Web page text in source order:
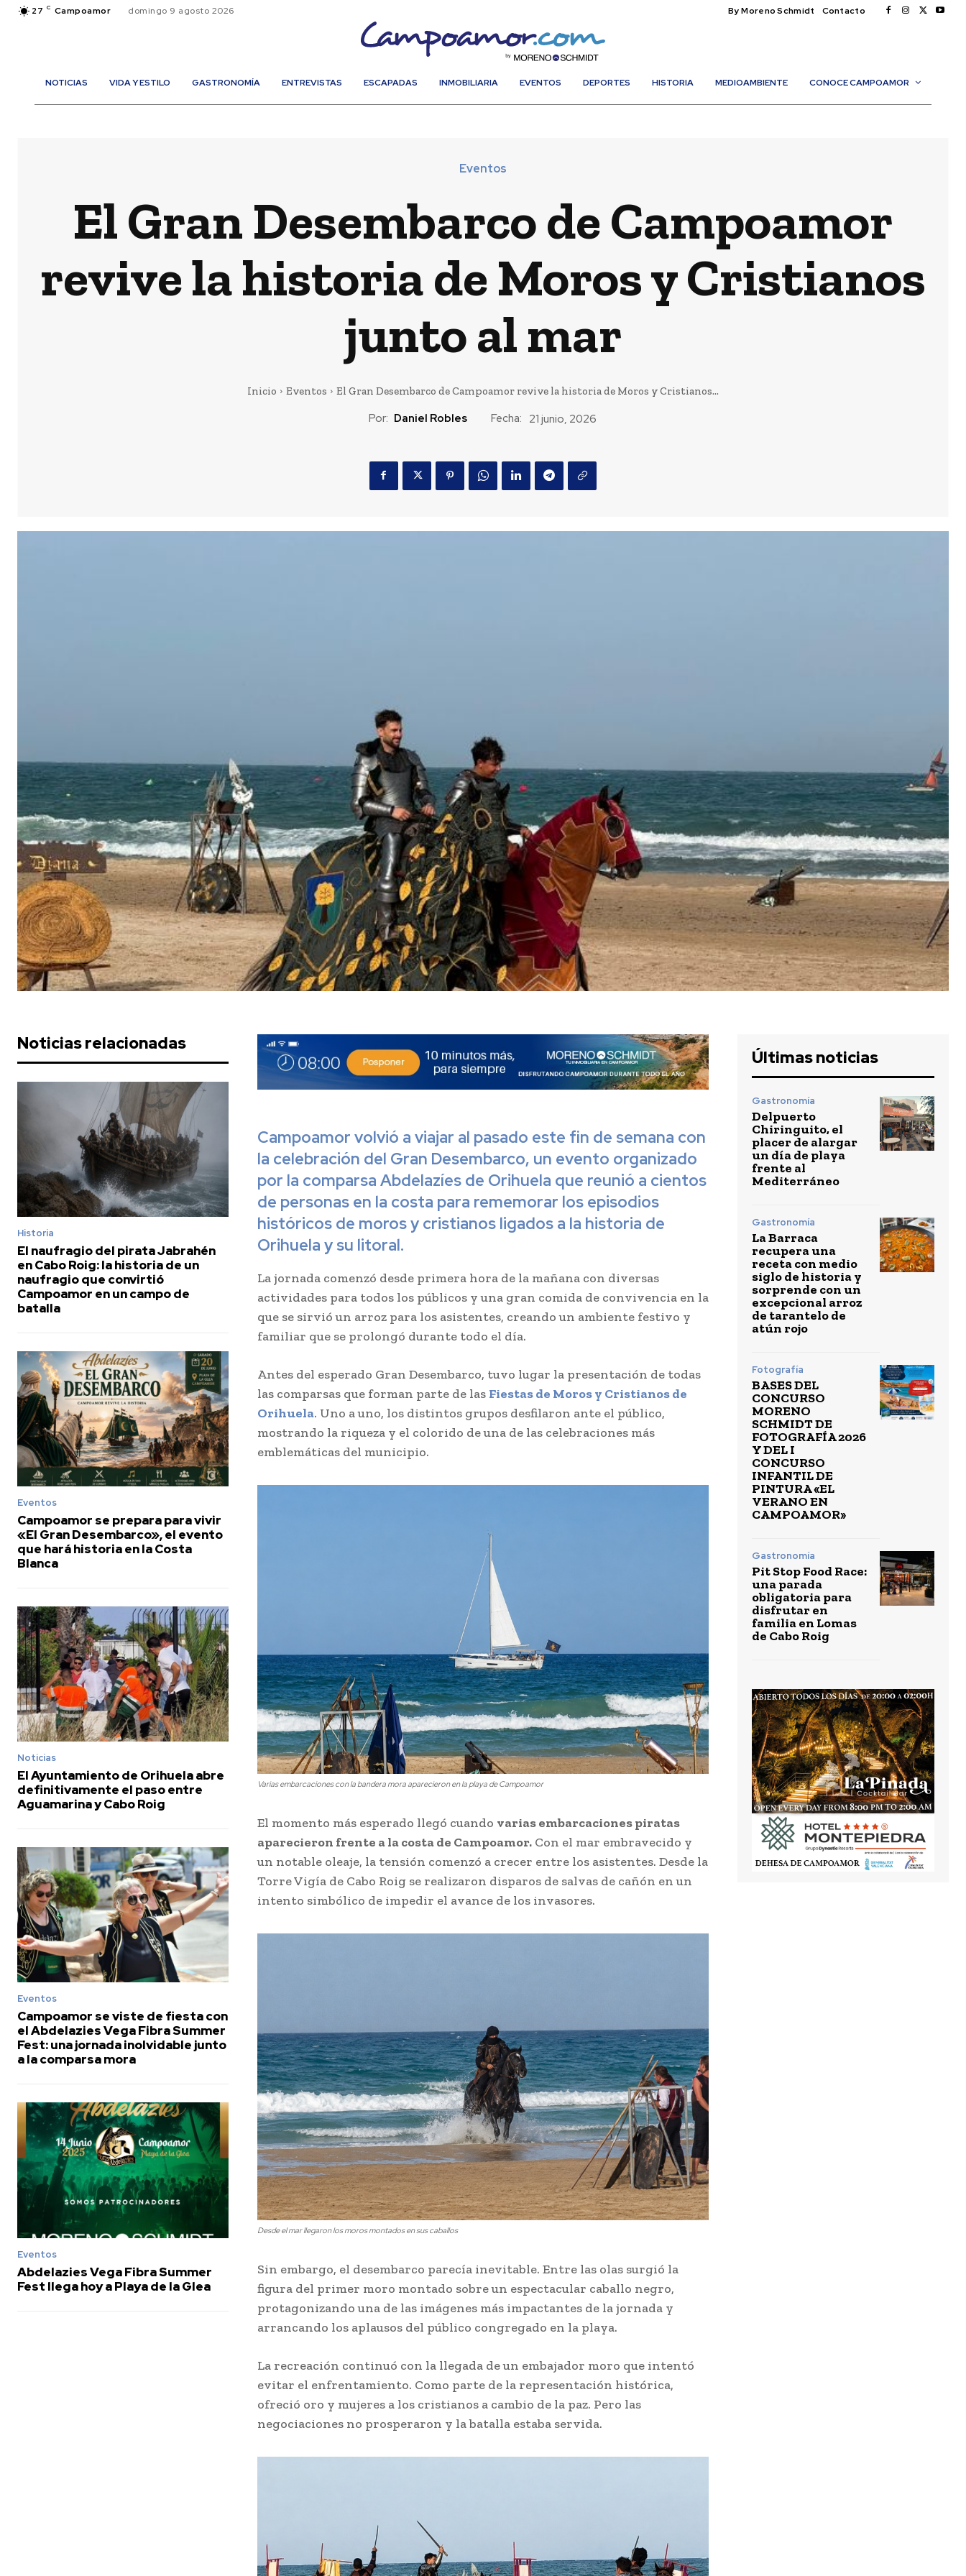
27 C Campoamor domingo 9 agosto 2026 By Moreno Schmidt Contacto
NOTICIAS VIDA Y ESTILO GASTRONOMÍA ENTREVISTAS ESCAPADAS INMOBILIARIA EVENTOS DEPORTES HISTORIA MEDIOAMBIENTE CONOCE CAMPOAMOR
Eventos
El Gran Desembarco de Campoamor
revive la historia de Moros y Cristianos
junto al mar
Inicio Eventos El Gran Desembarco de Campoamor revive la historia de Moros y Cristianos...
Por: Daniel Robles Fecha: 21 junio, 2026
Noticias relacionadas
Historia
El naufragio del pirata Jabrahén
en Cabo Roig: la historia de un
naufragio que convirtió
Campoamor en un campo de
batalla
Eventos
Campoamor se prepara para vivir
«El Gran Desembarco», el evento
que hará historia en la Costa
Blanca
Noticias
El Ayuntamiento de Orihuela abre
definitivamente el paso entre
Aguamarina y Cabo Roig
Eventos
Campoamor se viste de fiesta con
el Abdelazies Vega Fibra Summer
Fest: una jornada inolvidable junto
a la comparsa mora
Eventos
Abdelazies Vega Fibra Summer
Fest llega hoy a Playa de la Glea
Campoamor volvió a viajar al pasado este fin de semana con
la celebración del Gran Desembarco, un evento organizado
por la comparsa Abdelazíes de Orihuela que reunió a cientos
de personas en la costa para rememorar los episodios
históricos de moros y cristianos ligados a la historia de
Orihuela y su litoral.
La jornada comenzó desde primera hora de la mañana con diversas
actividades para todos los públicos y una gran comida de convivencia en la
que se sirvió un arroz para los asistentes, creando un ambiente festivo y
familiar que se prolongó durante todo el día.
Antes del esperado Gran Desembarco, tuvo lugar la presentación de todas
las comparsas que forman parte de las Fiestas de Moros y Cristianos de
Orihuela. Uno a uno, los distintos grupos desfilaron ante el público,
mostrando la riqueza y el colorido de una de las celebraciones más
emblemáticas del municipio.
Varias embarcaciones con la bandera mora aparecieron en la playa de Campoamor
El momento más esperado llegó cuando varias embarcaciones piratas
aparecieron frente a la costa de Campoamor. Con el mar embravecido y
un notable oleaje, la tensión comenzó a crecer entre los asistentes. Desde la
Torre Vigía de Cabo Roig se realizaron disparos de salvas de cañón en un
intento simbólico de impedir el avance de los invasores.
Desde el mar llegaron los moros montados en sus caballos
Sin embargo, el desembarco parecía inevitable. Entre las olas surgió la
figura del primer moro montado sobre un espectacular caballo negro,
protagonizando una de las imágenes más impactantes de la jornada y
arrancando los aplausos del público congregado en la playa.
La recreación continuó con la llegada de un embajador moro que intentó
evitar el enfrentamiento. Como parte de la representación histórica,
ofreció oro y mujeres a los cristianos a cambio de la paz. Pero las
negociaciones no prosperaron y la batalla estaba servida.
Últimas noticias
Gastronomía
Delpuerto
Chiringuito, el
placer de alargar
un día de playa
frente al
Mediterráneo
Gastronomía
La Barraca
recupera una
receta con medio
siglo de historia y
sorprende con un
excepcional arroz
de tarantelo de
atún rojo
Fotografía
BASES DEL
CONCURSO
MORENO
SCHMIDT DE
FOTOGRAFÍA 2026
Y DEL I
CONCURSO
INFANTIL DE
PINTURA «EL
VERANO EN
CAMPOAMOR»
Gastronomía
Pit Stop Food Race:
una parada
obligatoria para
disfrutar en
familia en Lomas
de Cabo Roig